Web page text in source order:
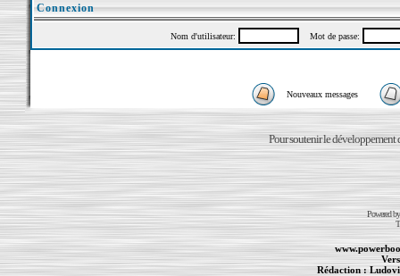
Connexion
Nom d'utilisateur: Mot de passe:
Nouveaux messages
Pour soutenir le développement
Powered
Rédaction :